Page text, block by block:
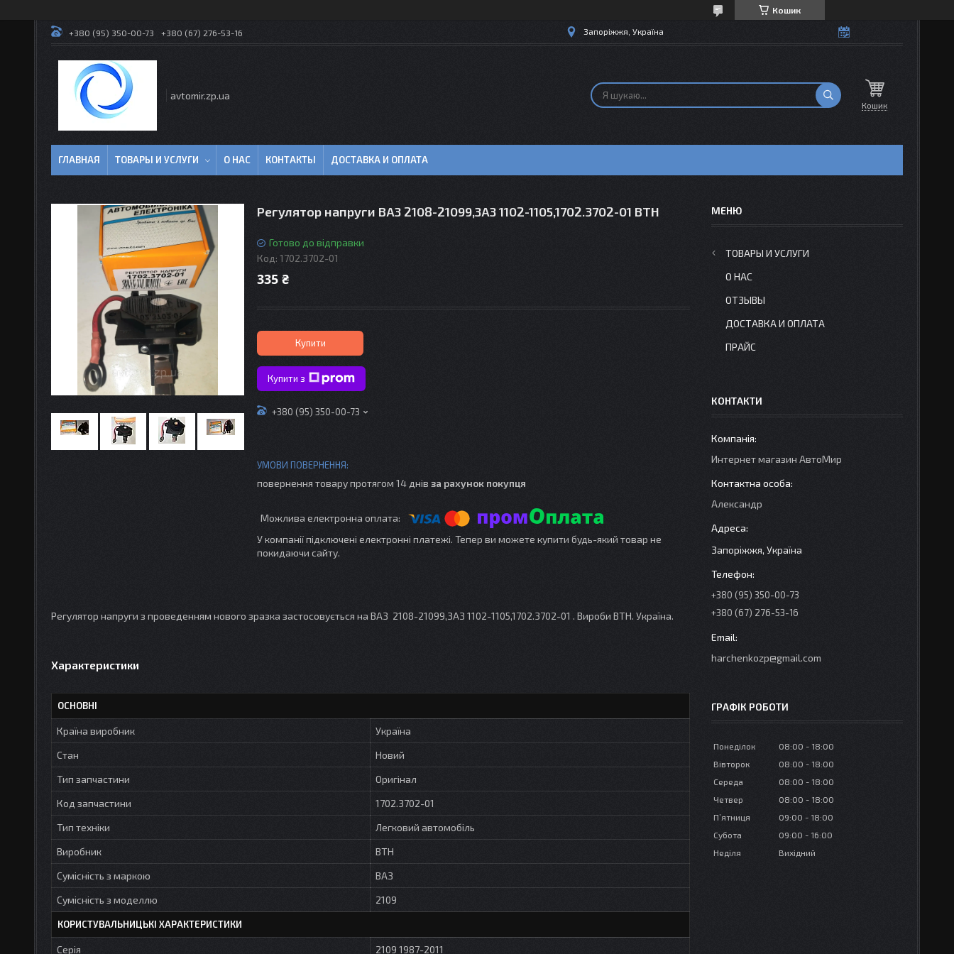
Кошик
+380 (95) 350-00-73 +380 (67) 276-53-16 Запоріжжя, Україна
avtomir.zp.ua
Кошик
ГЛАВНАЯ ТОВАРЫ И УСЛУГИ О НАС КОНТАКТЫ ДОСТАВКА И ОПЛАТА
Регулятор напруги ВАЗ 2108-21099,ЗАЗ 1102-1105,1702.3702-01 ВТН
Готово до відправки
Код: 1702.3702-01
335 ₴
Купити
Купити з
+380 (95) 350-00-73
повернення товару протягом 14 днів за рахунок покупця
У компанії підключені електронні платежі. Тепер ви можете купити будь-який товар не
покидаючи сайту.
Регулятор напруги з проведенням нового зразка застосовується на ВАЗ 2108-21099,ЗАЗ 1102-1105,1702.3702-01 . Вироби ВТН. Україна.
Характеристики
ОСНОВНІ
Країна виробник
Україна
Стан
Новий
Тип запчастини
Оригінал
Код запчастини
1702.3702-01
Тип техніки
Легковий автомобіль
Виробник
ВТН
Сумісність з маркою
ВАЗ
Сумісність з моделлю
2109
КОРИСТУВАЛЬНИЦЬКІ ХАРАКТЕРИСТИКИ
Серія 2109 1987-2011
ТОВАРЫ И УСЛУГИ
О НАС
ОТЗЫВЫ
ДОСТАВКА И ОПЛАТА
ПРАЙС
КОНТАКТИ
Интернет магазин АвтоМир
Александр
Запоріжжя, Україна
+380 (95) 350-00-73
+380 (67) 276-53-16
harchenkozp@gmail.com
ГРАФІК РОБОТИ
Понеділок 08:00
18:00
Вівторок
08:00
18:00
Середа
08:00
18:00
Четвер
08:00
18:00
Пʼятниця
09:00
18:00
Субота
09:00
16:00
Неділя
Вихідний